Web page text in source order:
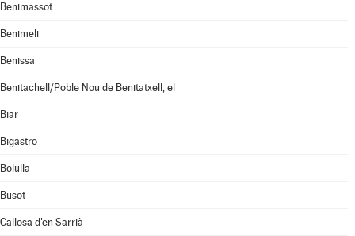
Benimassot
Benimeli
Benissa
Benitachell/Poble Nou de Benitatxell, el
Biar
Bigastro
Bolulla
Busot
Callosa d'en Sarrià